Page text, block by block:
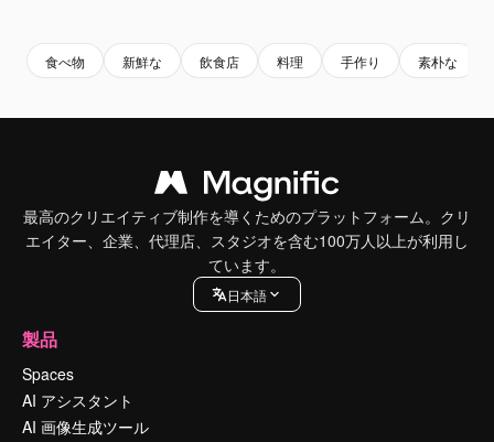
食べ物 新鮮な 飲食店 料理 手作り 素朴な
最高のクリエイティブ制作を導くためのプラットフォーム。クリ
エイター、企業、代理店、スタジオを含む100万人以上が利用し
ています。
日本語
製品
Spaces
AI アシスタント
AI 画像生成ツール